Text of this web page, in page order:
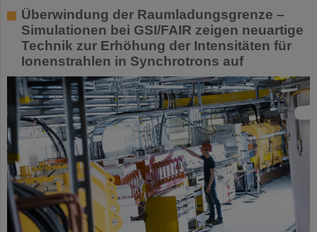
Überwindung der Raumladungsgrenze –
Simulationen bei GSI/FAIR zeigen neuartige
Technik zur Erhöhung der Intensitäten für
Ionenstrahlen in Synchrotrons auf